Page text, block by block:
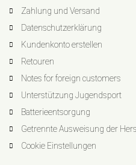
Zahlung und Versand
Datenschutzerklärung
Kundenkonto erstellen
Retouren
Notes for foreign customers
Unterstützung Jugendsport
Batterieentsorgung
Getrennte Ausweisung der
Cookie Einstellungen